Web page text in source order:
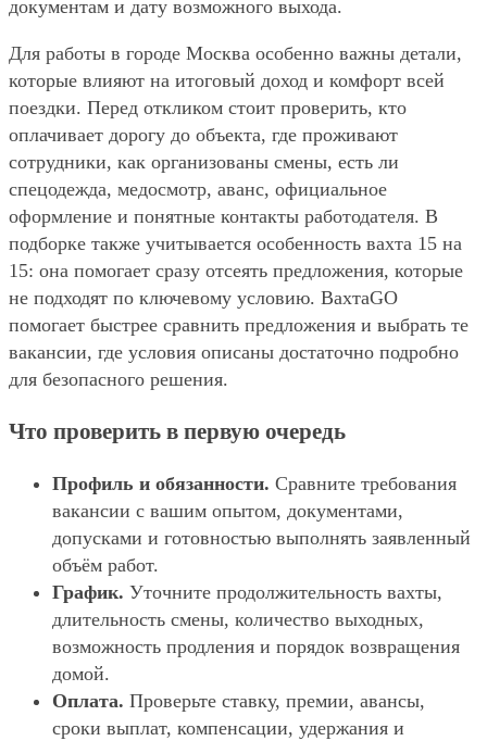
документам и дату возможного выхода.
Для работы в городе Москва особенно важны детали,
которые влияют на итоговый доход и комфорт всей
поездки. Перед откликом стоит проверить, кто
оплачивает дорогу до объекта, где проживают
сотрудники, как организованы смены, есть ли
спецодежда, медосмотр, аванс, официальное
оформление и понятные контакты работодателя. В
подборке также учитывается особенность вахта 15 на
15: она помогает сразу отсеять предложения, которые
не подходят по ключевому условию. ВахтаGO
помогает быстрее сравнить предложения и выбрать те
вакансии, где условия описаны достаточно подробно
для безопасного решения.
Что проверить в первую очередь
Профиль и обязанности. Сравните требования
вакансии с вашим опытом, документами,
допусками и готовностью выполнять заявленный
объём работ.
График. Уточните продолжительность вахты,
длительность смены, количество выходных,
возможность продления и порядок возвращения
домой.
Оплата. Проверьте ставку, премии, авансы,
сроки выплат, компенсации, удержания и